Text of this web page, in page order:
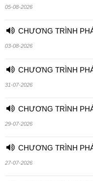
05-08-2026
CHƯƠNG TRÌNH
03-08-2026
CHƯƠNG TRÌNH
31-07-2026
CHƯƠNG TRÌNH
29-07-2026
CHƯƠNG TRÌNH
27-07-2026